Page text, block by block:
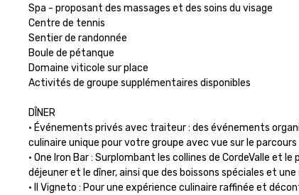
Spa - proposant des massages et des soins du visage
Centre de tennis
Sentier de randonnée
Boule de pétanque
Domaine viticole sur place
Activités de groupe supplémentaires disponibles
DÎNER
• Événements privés avec traiteur : des événements
culinaire unique pour votre groupe avec vue sur le parcours
• One Iron Bar : Surplombant les collines de CordeValle
déjeuner et le dîner, ainsi que des boissons spéciales et
• Il Vigneto : Pour une expérience culinaire raffinée et